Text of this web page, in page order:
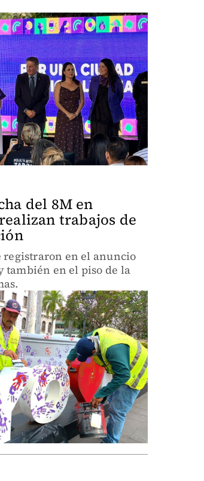
del 8M en
trabajos de
registraron en el anuncio
también en el piso de la